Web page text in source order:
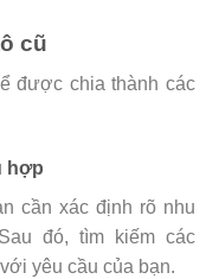
cũ
được chia thành các
hợp
cần xác định rõ nhu
đó, tìm kiếm các
yêu cầu của bạn.